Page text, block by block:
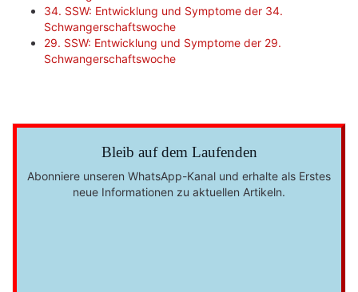
34. SSW: Entwicklung und Symptome der 34.
Schwangerschaftswoche
29. SSW: Entwicklung und Symptome der 29.
Schwangerschaftswoche
Bleib auf dem Laufenden
Abonniere unseren WhatsApp-Kanal und erhalte als Erstes
neue Informationen zu aktuellen Artikeln.